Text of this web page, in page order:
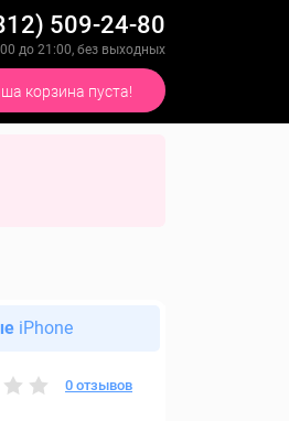
509-24-80
до 21:00, без выходных
корзина пуста!
iPhone
0 отзывов